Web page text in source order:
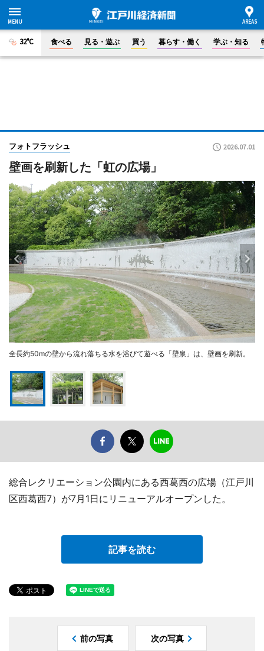
32°C 食べる 見る・遊ぶ 買う 暮らす・働く 学ぶ・知る
フォトフラッシュ 2026.07.01
壁画を刷新した「虹の広場」
全長約50mの壁から流れ落ちる水を浴びて遊べる「壁泉」は、壁画を刷新。
総合レクリエーション公園内にある西葛西の広場（江戸川
区西葛西7）が7月1日にリニューアルオープンした。
記事を読む
前の写真 次の写真